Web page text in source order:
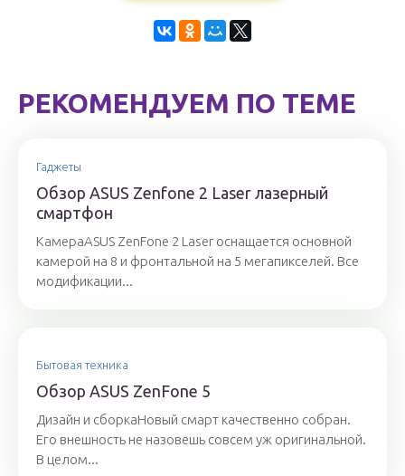
РЕКОМЕНДУЕМ ПО ТЕМЕ
Гаджеты
Обзор ASUS Zenfone 2 Laser лазерный
смартфон
КамераASUS ZenFone 2 Laser оснащается основной
камерой на 8 и фронтальной на 5 мегапикселей. Все
модификации...
Бытовая техника
Обзор ASUS ZenFone 5
Дизайн и сборкаНовый смарт качественно собран.
Его внешность не назовешь совсем уж оригинальной.
В целом...